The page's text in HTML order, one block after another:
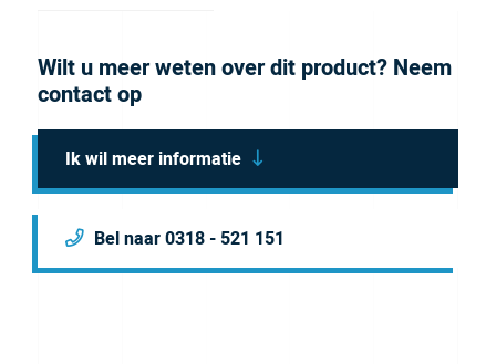
Wilt u meer weten over dit product? Neem
contact op
Ik wil meer informatie
Bel naar 0318 - 521 151